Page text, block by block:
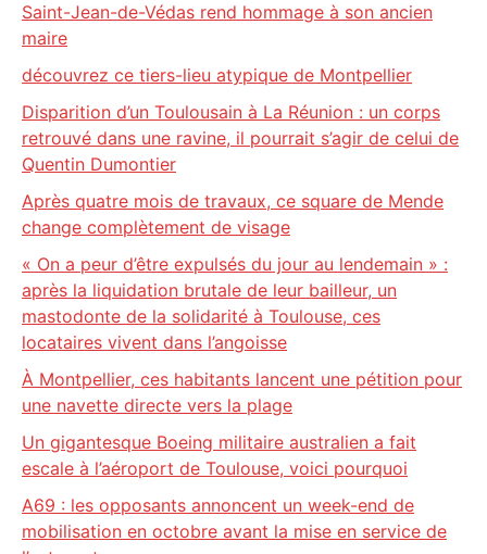
Saint-Jean-de-Védas rend hommage à son ancien
maire
découvrez ce tiers-lieu atypique de Montpellier
Disparition d’un Toulousain à La Réunion : un corps
retrouvé dans une ravine, il pourrait s’agir de celui de
Quentin Dumontier
Après quatre mois de travaux, ce square de Mende
change complètement de visage
« On a peur d’être expulsés du jour au lendemain » :
après la liquidation brutale de leur bailleur, un
mastodonte de la solidarité à Toulouse, ces
locataires vivent dans l’angoisse
À Montpellier, ces habitants lancent une pétition pour
une navette directe vers la plage
Un gigantesque Boeing militaire australien a fait
escale à l’aéroport de Toulouse, voici pourquoi
A69 : les opposants annoncent un week-end de
mobilisation en octobre avant la mise en service de